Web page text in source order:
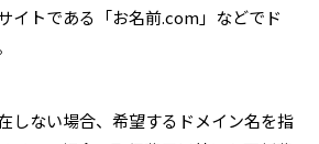
イトである「お名前.com」などでド
しない場合、希望するドメイン名を指